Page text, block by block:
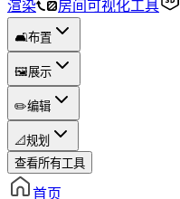
渲染
房间可视化工具
🛋️布置
🖼️展示
✏️编辑
📐规划
查看所有工具
首页